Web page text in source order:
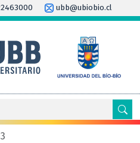
ubb@ubiobio.cl